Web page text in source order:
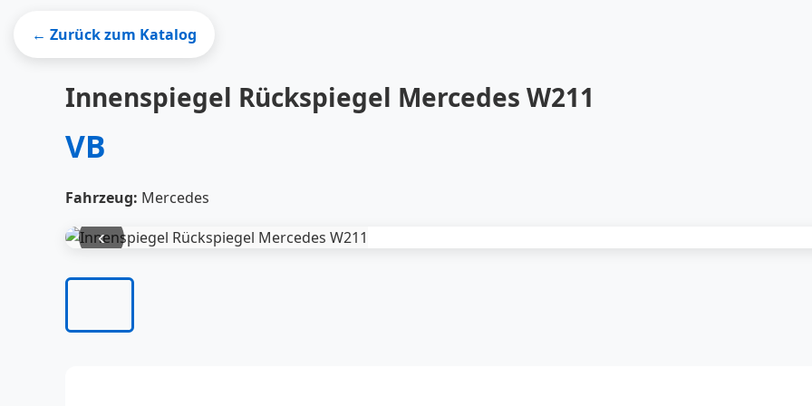
← Zurück zum Katalog
Innenspiegel Rückspiegel Mercedes W211
VB
Fahrzeug: Mercedes
‹